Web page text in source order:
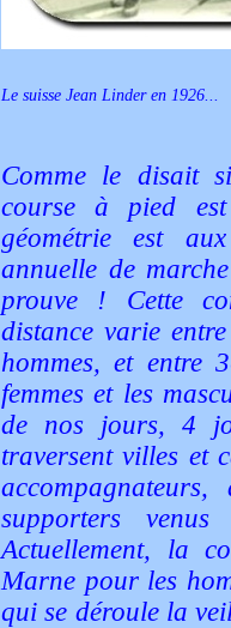
Le suisse Jean Linder en 1926...
Comme le disait
course à pied
géométrie est
annuelle de
prouve ! Cette
distance varie
hommes, et entre
femmes et les
de nos jours, 4
traversent villes et
supporters venus
Actuellement, la
Marne pour les
qui se déroule la